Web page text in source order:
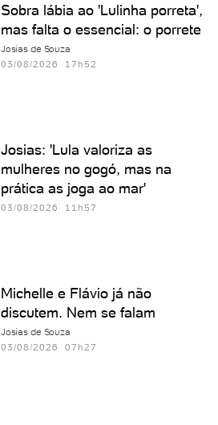
Sobra lábia ao 'Lulinha porreta',
mas falta o essencial: o porrete
Josias de Souza
03/08/2026 17h52
Josias: 'Lula valoriza as
mulheres no gogó, mas na
prática as joga ao mar'
03/08/2026 11h57
Michelle e Flávio já não
discutem. Nem se falam
Josias de Souza
03/08/2026 07h27